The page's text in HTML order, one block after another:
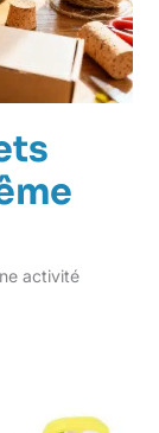
activité